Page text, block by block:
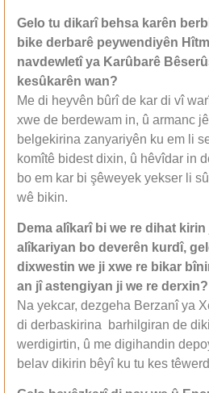
Gelo tu dikarî behsa karên
bike derbarê peywendiyên
navdewletî ya Karûbarê
kesûkarên wan?
Me di heyvên bûrî de kar di vî
xwe de berdewam in, û armanc
belgekirina zanyariyên ku em li
komîtê bidest dixin, û hêvîdar in
bo em kar bi şêweyek yekser li
wê bikin.
Dema alîkarî bi we re dihat
alîkariyan bo deverên kurdî,
dixwestin we ji xwe re bikar
an jî astengiyan ji we re derxin?
Na yekcar, dezgeha Berzanî ya
di derbaskirina barhilgiran de
werdigirtin, û me digihandin
belav dikirin bêyî ku tu kes